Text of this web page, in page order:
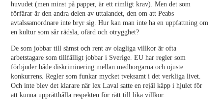
huvudet (men minst på papper, är ett rimligt krav). Men det som
förfärar är den andra delen av uttalandet, den om att Peabs
avtalssamordnare inte bryr sig. Hur kan man inte ha en uppfattning om
en kultur som sår rädsla, ofärd och otrygghet?
De som jobbar till sämst och rent av olagliga villkor är ofta
arbetstagare som tillfälligt jobbar i Sverige. EU har regler som
förbjuder både diskriminering mellan medborgarna och ojuste
konkurrens. Regler som funkar mycket tveksamt i det verkliga livet.
Och inte blev det klarare när lex Laval satte en rejäl käpp i hjulet för
att kunna upprätthålla respekten för rätt till lika villkor.